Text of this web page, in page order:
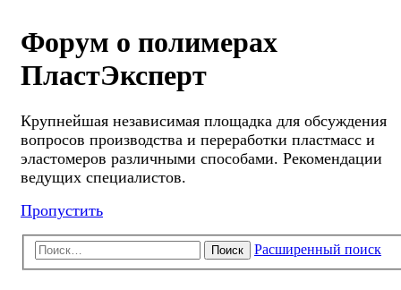
Форум о полимерах
ПластЭксперт
Крупнейшая независимая площадка для обсуждения
вопросов производства и переработки пластмасс и
эластомеров различными способами. Рекомендации
ведущих специалистов.
Пропустить
Поиск Расширенный поиск